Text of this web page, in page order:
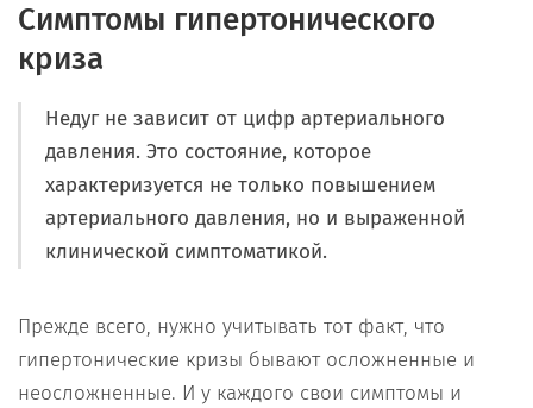
Симптомы гипертонического
криза
Недуг не зависит от цифр артериального
давления. Это состояние, которое
характеризуется не только повышением
артериального давления, но и выраженной
клинической симптоматикой.
Прежде всего, нужно учитывать тот факт, что
гипертонические кризы бывают осложненные и
неосложненные. И у каждого свои симптомы и